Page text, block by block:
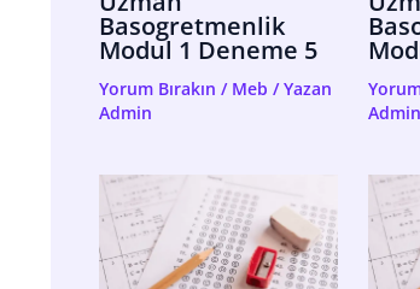
Basogretmenlik
Modul 1 Deneme 5
Yorum Bırakın / Meb / Yazan
Admin
Admin